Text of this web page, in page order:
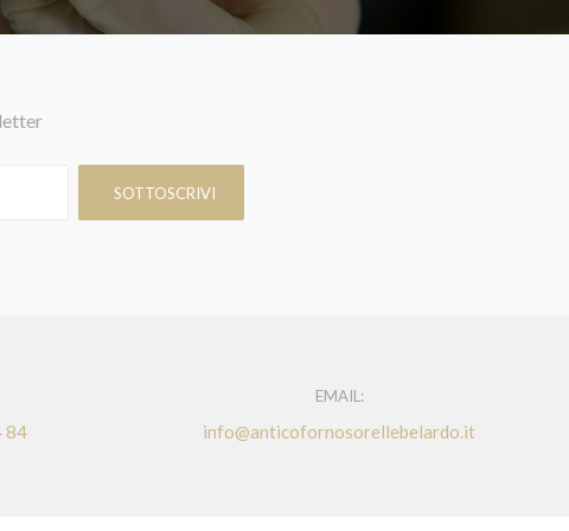
84
EMAIL:
info@anticofornosorellebelardo.it